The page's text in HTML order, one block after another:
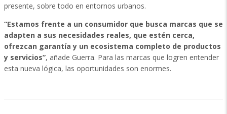
presente, sobre todo en entornos urbanos.
“Estamos frente a un consumidor que busca marcas que se
adapten a sus necesidades reales, que estén cerca,
ofrezcan garantía y un ecosistema completo de productos
y servicios”, añade Guerra. Para las marcas que logren entender
esta nueva lógica, las oportunidades son enormes.